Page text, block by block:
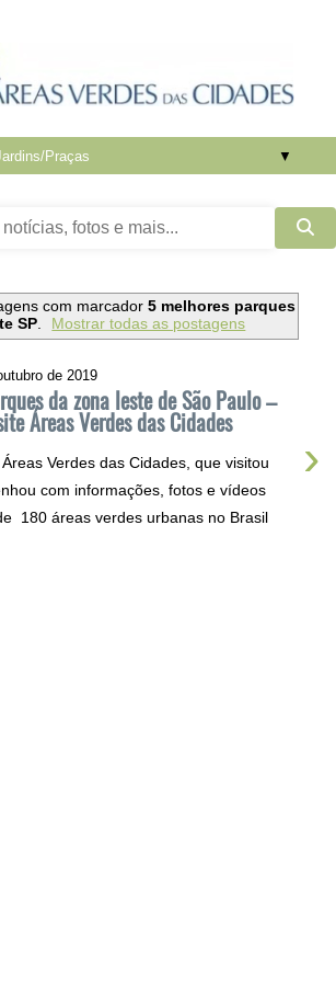
▼
com marcador 5 melhores parques
SP. Mostrar todas as postagens
de 2019
da zona leste de São Paulo –
Áreas Verdes das Cidades
›
Verdes das Cidades, que visitou
com informações, fotos e vídeos
180 áreas verdes urbanas no Brasil